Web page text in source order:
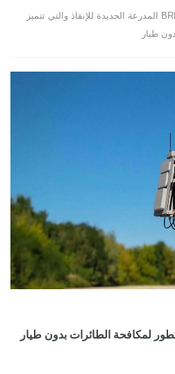
روسيا تكشف النقاب عن BREM-80U المدرعة الجديدة للإنقاذ والتي تتميز
طيار